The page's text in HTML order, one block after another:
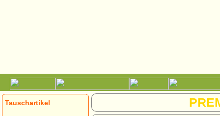
Tauschartikel